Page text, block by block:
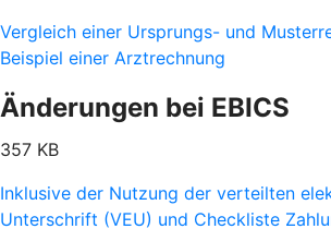
Vergleich einer Ursprungs- und
Beispiel einer Arztrechnung
Änderungen bei EBICS
357 KB
Inklusive der Nutzung der verteilten
Unterschrift (VEU) und Checkliste